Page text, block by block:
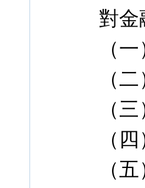
對金
（
（
（
（
（